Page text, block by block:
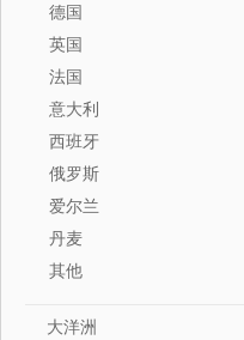
德国
英国
法国
意大利
西班牙
俄罗斯
爱尔兰
丹麦
其他
大洋洲